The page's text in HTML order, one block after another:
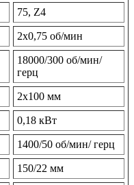
75, Z4
2х0,75 об/мин
18000/300 об/мин/
герц
2х100 мм
0,18 кВт
1400/50 об/мин/ герц
150/22 мм